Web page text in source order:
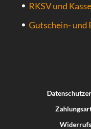
RKSV und
Gutschein- und